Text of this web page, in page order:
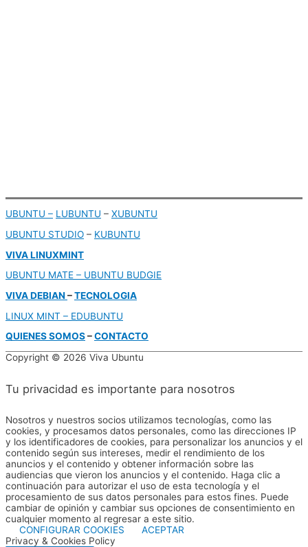
UBUNTU – LUBUNTU – XUBUNTU
UBUNTU STUDIO – KUBUNTU
VIVA LINUXMINT
UBUNTU MATE – UBUNTU BUDGIE
VIVA DEBIAN–TECNOLOGIA
LINUX MINT – EDUBUNTU
QUIENES SOMOS–CONTACTO
Copyright © 2026 Viva Ubuntu
Tu privacidad es importante para nosotros
Nosotros y nuestros socios utilizamos tecnologías, como las
cookies, y procesamos datos personales, como las direcciones IP
y los identificadores de cookies, para personalizar los anuncios y el
contenido según sus intereses, medir el rendimiento de los
anuncios y el contenido y obtener información sobre las
audiencias que vieron los anuncios y el contenido. Haga clic a
continuación para autorizar el uso de esta tecnología y el
procesamiento de sus datos personales para estos fines. Puede
cambiar de opinión y cambiar sus opciones de consentimiento en
cualquier momento al regresar a este sitio.
CONFIGURAR COOKIES
ACEPTAR
Privacy & Cookies Policy